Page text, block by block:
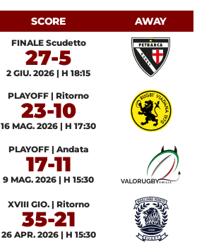
SCORE AWAY
FINALE Scudetto
27-5
2 GIU. 2026 | H 18:15
PLAYOFF | Ritorno
23-10
16 MAG. 2026 | H 17:30
PLAYOFF | Andata
17-11
9 MAG. 2026 | H 15:30
XVIII GIO. | Ritorno
35-21
26 APR. 2026 | H 15:30